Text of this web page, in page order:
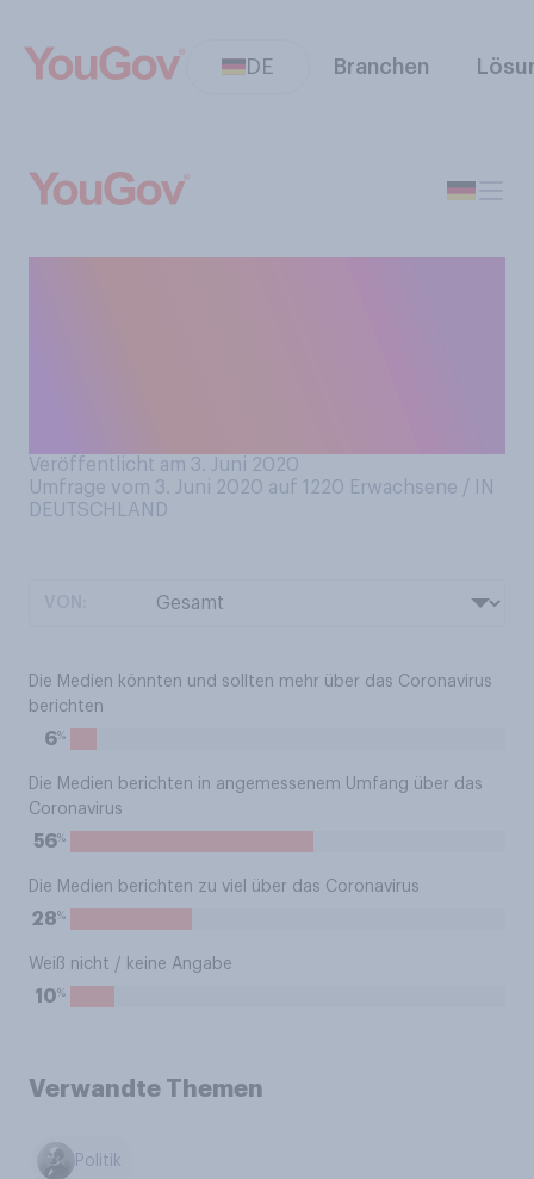
DE Branchen
Veröffentlicht am 3. Juni 2020
Umfrage vom 3. Juni 2020 auf 1220 Erwachsene / IN
DEUTSCHLAND
Die Medien könnten und sollten mehr über das Coronavirus
berichten
6%
Die Medien berichten in angemessenem Umfang über das
Coronavirus
56%
Die Medien berichten zu viel über das Coronavirus
28%
Weiß nicht / keine Angabe
10%
Verwandte Themen
Politik